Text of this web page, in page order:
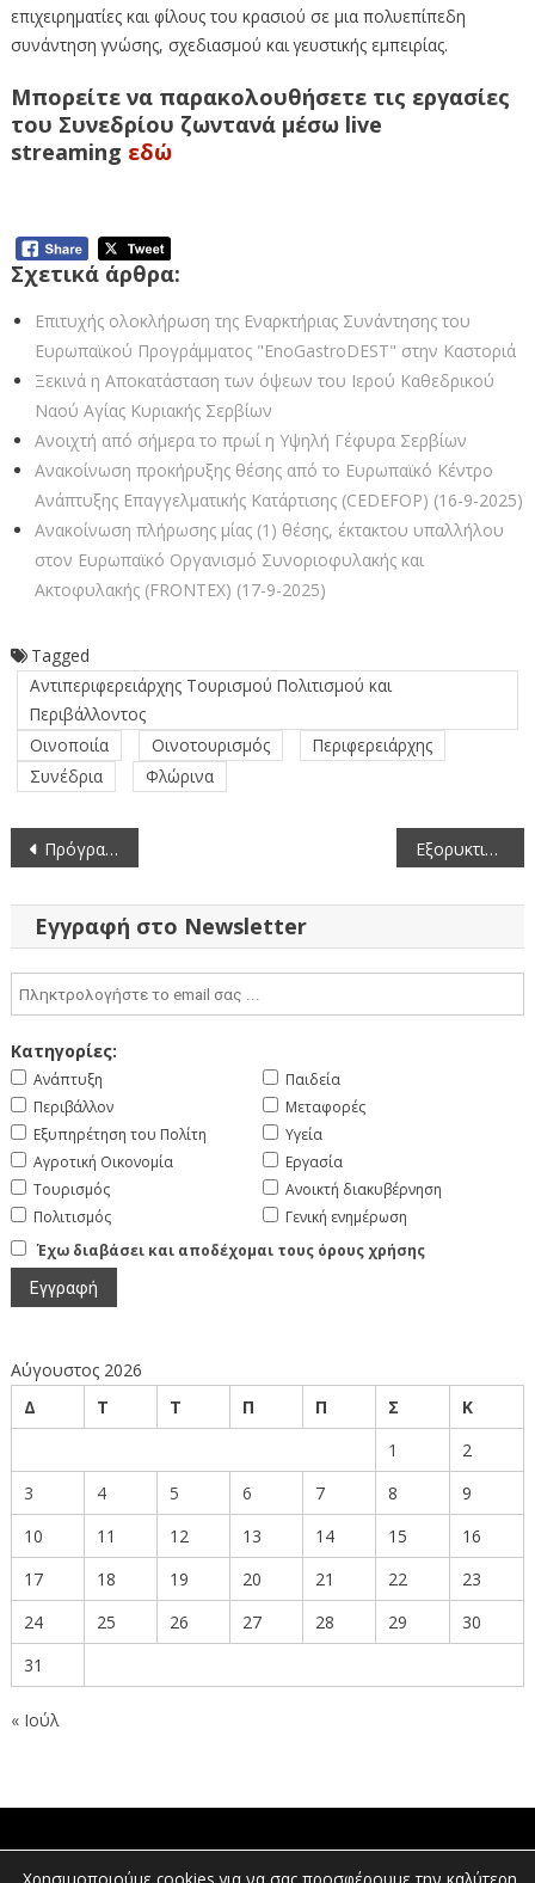
επιχειρηματίες και φίλους του κρασιού σε μια πολυεπίπεδη
συνάντηση γνώσης, σχεδιασμού και γευστικής εμπειρίας.
Μπορείτε να παρακολουθήσετε τις εργασίες
του Συνεδρίου ζωντανά μέσω live
streaming εδώ
Σχετικά άρθρα:
Επιτυχής ολοκλήρωση της Εναρκτήριας Συνάντησης του
Ευρωπαϊκού Προγράμματος "EnoGastroDEST" στην Καστοριά
Ξεκινά η Αποκατάσταση των όψεων του Ιερού Καθεδρικού
Ναού Αγίας Κυριακής Σερβίων
Ανοιχτή από σήμερα το πρωί η Υψηλή Γέφυρα Σερβίων
Ανακοίνωση προκήρυξης θέσης από το Ευρωπαϊκό Κέντρο
Ανάπτυξης Επαγγελματικής Κατάρτισης (CEDEFOP) (16-9-2025)
Ανακοίνωση πλήρωσης μίας (1) θέσης, έκτακτου υπαλλήλου
στον Ευρωπαϊκό Οργανισμό Συνοριοφυλακής και
Ακτοφυλακής (FRΟΝΤΕΧ) (17-9-2025)
Tagged
Αντιπεριφερειάρχης Τουρισμού Πολιτισμού και
Περιβάλλοντος
Οινοποιία
Οινοτουρισμός
Περιφερειάρχης
Συνέδρια
Φλώρινα
Πλοήγηση
άρθρων
Πρόγραμμα κίνησης συνεργείων 30/6/2025-6/7/2025 για το Έργο Καταπολέμησης Κουνουπιών ΠΔΜ 2023-2025 Εξορυκτική δραστηριότητα – Εξόρυξη φυσικών λίθων στη θέση “Τυρπάνι” ΤΚ Δρεπάνου του Δήμου Κοζάνης
Εγγραφή στο Newsletter
Κατηγορίες:
Ανάπτυξη
Περιβάλλον
Εξυπηρέτηση του Πολίτη
Αγροτική Οικονομία
Τουρισμός
Πολιτισμός
Παιδεία
Μεταφορές
Υγεία
Εργασία
Ανοικτή διακυβέρνηση
Γενική ενημέρωση
Έχω διαβάσει και αποδέχομαι τους όρους χρήσης
Αύγουστος 2026
Δ
Τ Τ Π Π Σ
Κ
1
2
3
4 5 6 7 8
9
10
11 12 13 14 15
16
17
18 19 20 21 22
23
24
25 26 27 28 29
30
31
« Ιούλ